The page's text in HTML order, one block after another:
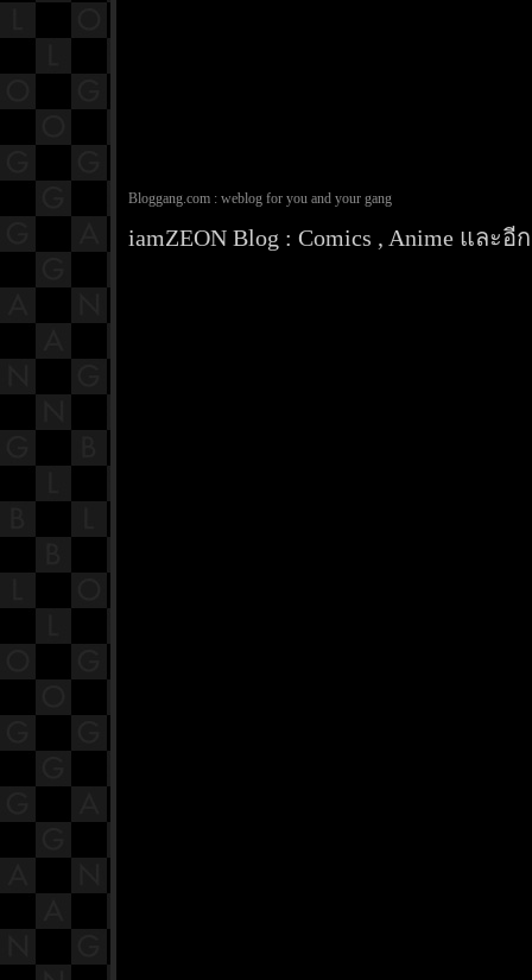
Bloggang.com : weblog for you and your gang
iamZEON Blog : Comics , Anime และอี